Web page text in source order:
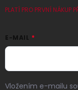
PLATÍ PRO PRVNÍ NÁKUP
E-MAIL
Vložením e-mailu